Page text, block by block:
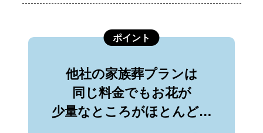
ポイント
他社の家族葬プランは
同じ料金でもお花が
少量なところがほとんど…